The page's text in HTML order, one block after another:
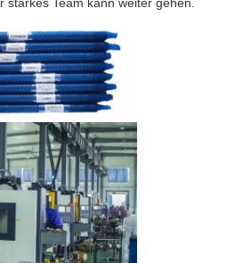
starkes Team kann weiter gehen.